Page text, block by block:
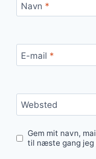
Navn *
E-mail *
Websted
Gem mit navn,
til næste gang jeg